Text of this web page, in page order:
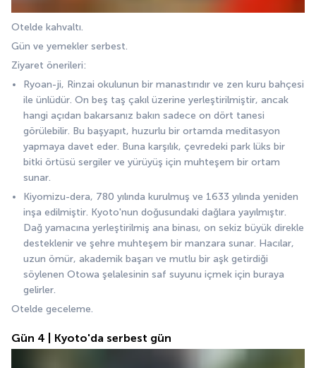
Otelde kahvaltı.
Gün ve yemekler serbest.
Ziyaret önerileri:
Ryoan-ji, Rinzai okulunun bir manastırıdır ve zen kuru bahçesi
ile ünlüdür. On beş taş çakıl üzerine yerleştirilmiştir, ancak
hangi açıdan bakarsanız bakın sadece on dört tanesi
görülebilir. Bu başyapıt, huzurlu bir ortamda meditasyon
yapmaya davet eder. Buna karşılık, çevredeki park lüks bir
bitki örtüsü sergiler ve yürüyüş için muhteşem bir ortam
sunar.
Kiyomizu-dera, 780 yılında kurulmuş ve 1633 yılında yeniden
inşa edilmiştir. Kyoto'nun doğusundaki dağlara yayılmıştır.
Dağ yamacına yerleştirilmiş ana binası, on sekiz büyük direkle
desteklenir ve şehre muhteşem bir manzara sunar. Hacılar,
uzun ömür, akademik başarı ve mutlu bir aşk getirdiği
söylenen Otowa şelalesinin saf suyunu içmek için buraya
gelirler.
Otelde geceleme.
Gün 4 | Kyoto'da serbest gün